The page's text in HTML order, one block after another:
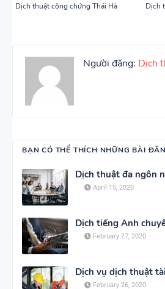
Dịch
Dịch thuật công chứng Thái Hà
Người đăng: Dịch
BẠN CÓ THỂ THÍCH NHỮNG BÀI
Dịch thuật đa ngôn
April 15, 2020
Dịch tiếng Anh
February 27, 2020
Dịch vụ dịch thuật
February 26, 2020